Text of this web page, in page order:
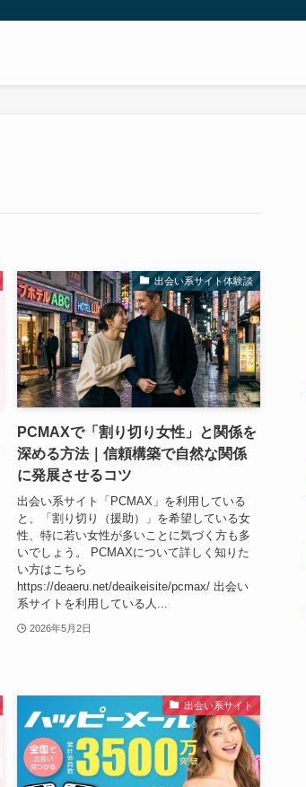
出会い系サイト体験談
PCMAXで「割り切り女性」と関係を
深める方法｜信頼構築で自然な関係
に発展させるコツ
出会い系サイト「PCMAX」を利用している
と、「割り切り（援助）」を希望している女
性、特に若い女性が多いことに気づく方も多
いでしょう。 PCMAXについて詳しく知りた
い方はこちら
https://deaeru.net/deaikeisite/pcmax/ 出会い
系サイトを利用している人...
2026年5月2日
出会い系サイト